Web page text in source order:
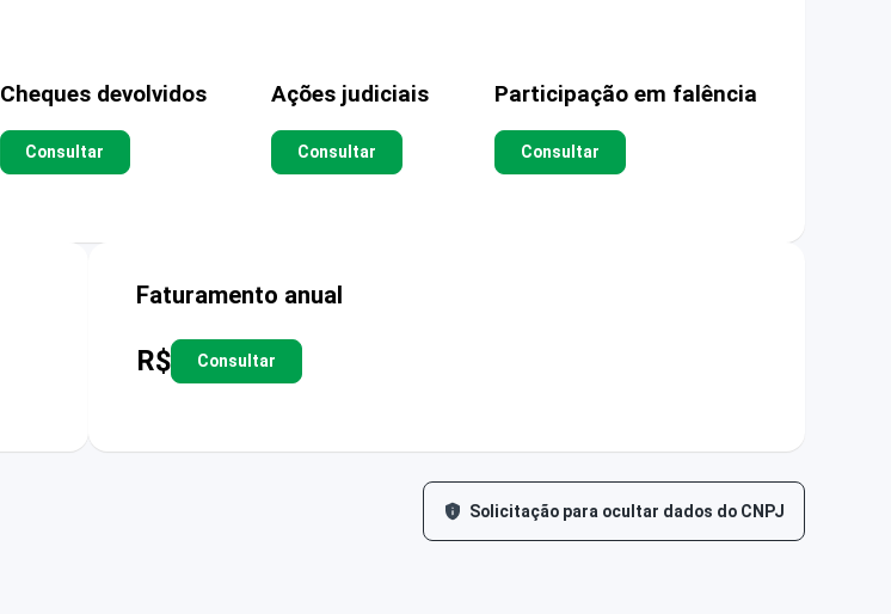
Cheques devolvidos
Consultar
Ações judiciais
Consultar
Participação em falência
Consultar
Faturamento anual
R$ Consultar
Solicitação para ocultar dados do CNPJ